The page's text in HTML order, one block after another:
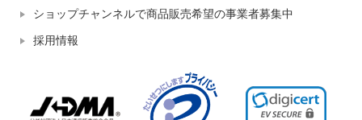
ショップチャンネルで商品販売希望の事業者募集中
採用情報